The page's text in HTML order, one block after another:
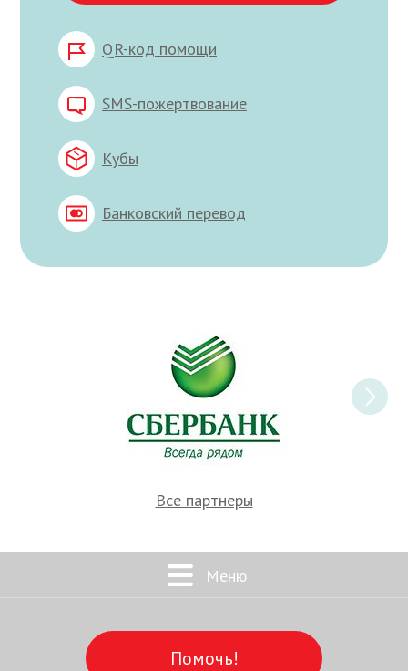
QR-код помощи
SMS-пожертвование
Кубы
Банковский перевод
Все партнеры
Меню
Помочь!